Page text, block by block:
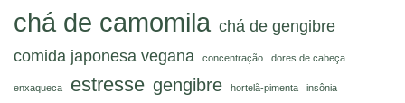
chá de camomila chá de gengibre
comida japonesa vegana
concentração dores de cabeça
enxaqueca estresse gengibre hortelã-pimenta insônia